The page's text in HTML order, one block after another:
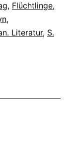
, Flüchtlinge,
,
Literatur, S.